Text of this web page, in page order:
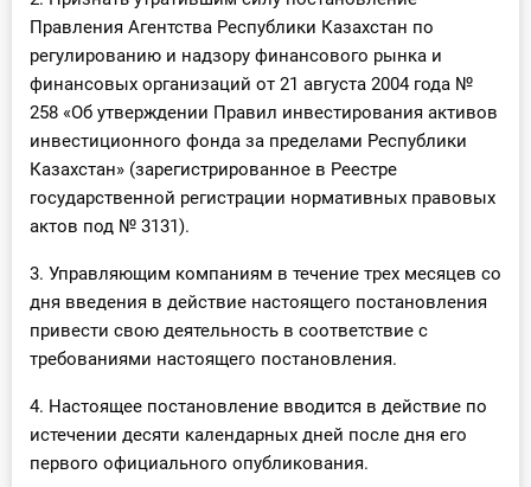
Правления Агентства Республики Казахстан по
регулированию и надзору финансового рынка и
финансовых организаций от 21 августа 2004 года №
258 «Об утверждении Правил инвестирования активов
инвестиционного фонда за пределами Республики
Казахстан» (зарегистрированное в Реестре
государственной регистрации нормативных правовых
актов под № 3131).
3. Управляющим компаниям в течение трех месяцев со
дня введения в действие настоящего постановления
привести свою деятельность в соответствие с
требованиями настоящего постановления.
4. Настоящее постановление вводится в действие по
истечении десяти календарных дней после дня его
первого официального опубликования.